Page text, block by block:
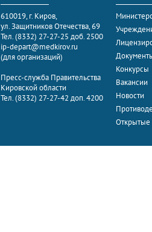
610019, г. Киров,
ул. Защитников Отечества, 69
Тел. (8332) 27-27-25 доб. 2500
ip-depart@medkirov.ru
(для организаций)
Пресс-служба Правительства
Кировской области
Тел. (8332) 27-27-42 доп. 4200
Конкурсы
Вакансии
Новости